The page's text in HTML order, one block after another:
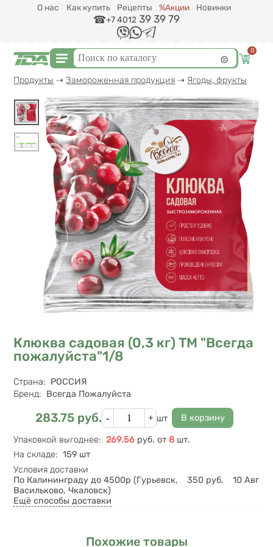
Перейти к основному содержанию
О нас Как купить Рецепты %Акции
Новинки
+7 4012 39 39 79
Форма поиска
Поиск 0
Вы здесь
Продукты ⇢Замороженная продукция ⇢ Ягоды, фрукты
Клюква садовая (0,3 кг) ТМ "Всегда
пожалуйста"1/8
Характеристики
Страна: РОССИЯ
Бренд: Всегда Пожалуйста
Цена
283.75 руб.Кол-во шт
Упаковкой выгоднее: 269.56 руб. от 8 шт.
На складе: 159 шт
Условия доставки
По Калининграду до 4500р (Гурьевск,
Васильково, Чкаловск)
350 руб.
10 Авг
Ещё способы доставки
Похожие товары